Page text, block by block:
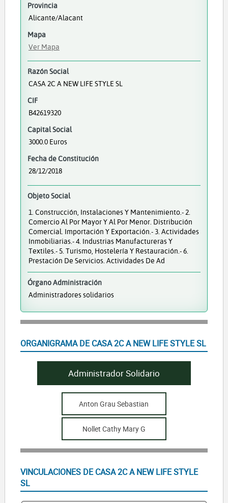
Provincia
Alicante/Alacant
Mapa
Ver Mapa
Razón Social
CASA 2C A NEW LIFE STYLE SL
CIF
B42619320
Capital Social
3000.0 Euros
Fecha de Constitución
28/12/2018
Objeto Social
1. Construcción, Instalaciones Y Mantenimiento.- 2.
Comercio Al Por Mayor Y Al Por Menor. Distribución
Comercial. Importación Y Exportación.- 3. Actividades
Inmobiliarias.- 4. Industrias Manufactureras Y
Textiles.- 5. Turismo, Hostelería Y Restauración.- 6.
Prestación De Servicios. Actividades De Ad
Órgano Administración
Administradores solidarios
ORGANIGRAMA DE CASA 2C A NEW LIFE STYLE SL
Administrador Solidario
Anton Grau Sebastian
Nollet Cathy Mary G
VINCULACIONES DE CASA 2C A NEW LIFE STYLE
SL